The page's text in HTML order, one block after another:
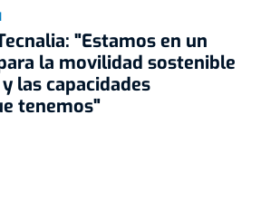
"Estamos en un
la movilidad sostenible
las capacidades
tenemos"